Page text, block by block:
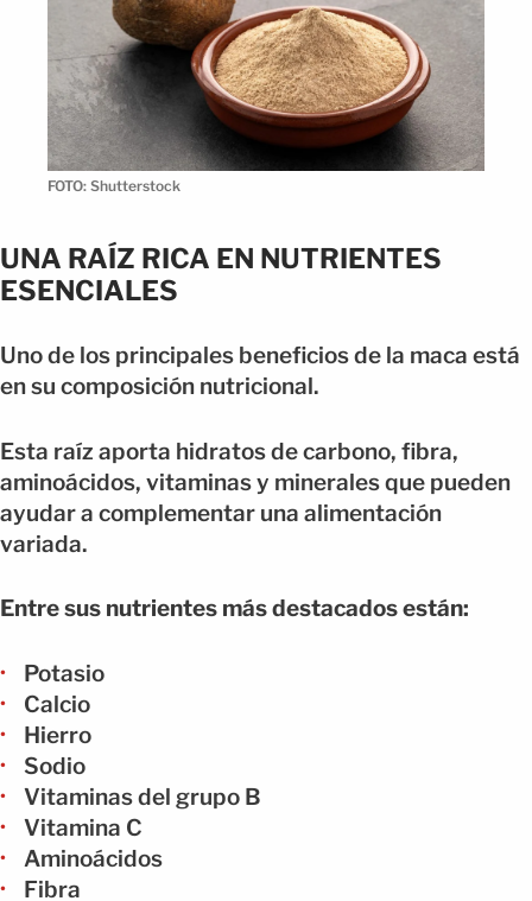
FOTO: Shutterstock
UNA RAÍZ RICA EN NUTRIENTES
ESENCIALES
Uno de los principales beneficios de la maca está
en su composición nutricional.
Esta raíz aporta hidratos de carbono, fibra,
aminoácidos, vitaminas y minerales que pueden
ayudar a complementar una alimentación
variada.
Entre sus nutrientes más destacados están:
Potasio
Calcio
Hierro
Sodio
Vitaminas del grupo B
Vitamina C
Aminoácidos
Fibra